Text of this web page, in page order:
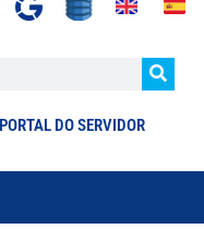
PORTAL DO SERVIDOR